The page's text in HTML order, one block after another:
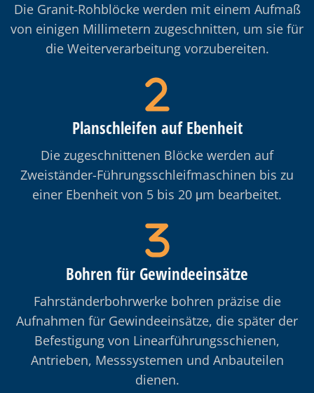
Die Granit-Rohblöcke werden mit einem Aufmaß
von einigen Millimetern zugeschnitten, um sie für
die Weiterverarbeitung vorzubereiten.
Planschleifen auf Ebenheit
Die zugeschnittenen Blöcke werden auf
Zweiständer-Führungsschleifmaschinen bis zu
einer Ebenheit von 5 bis 20 μm bearbeitet.
Bohren für Gewindeeinsätze
Fahrständerbohrwerke bohren präzise die
Aufnahmen für Gewindeeinsätze, die später der
Befestigung von Linearführungsschienen,
Antrieben, Messsystemen und Anbauteilen
dienen.